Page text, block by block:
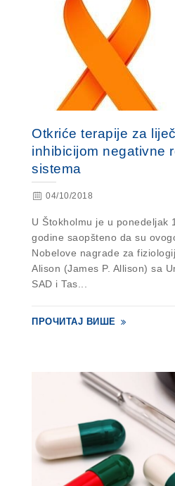
Otkriće terapije za
inhibicijom negativne
sistema
04/10/2018
U Štokholmu je u ponedeljak
godine saopšteno da su
Nobelove nagrade za
Alison (James P. Allison) sa
SAD i Tas...
ПРОЧИТАЈ ВИШЕ